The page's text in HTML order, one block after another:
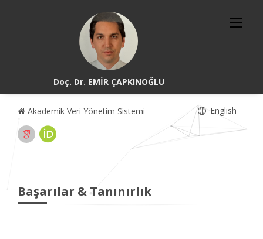
Doç. Dr. EMİR ÇAPKINOĞLU
Akademik Veri Yönetim Sistemi English
Başarılar & Tanınırlık